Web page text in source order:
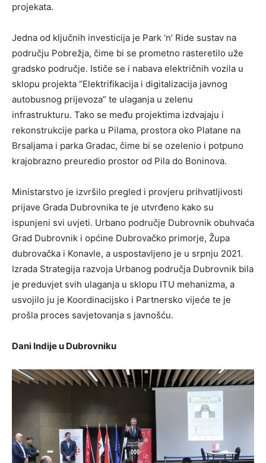
projekata.
Jedna od ključnih investicija je Park ‘n’ Ride sustav na
području Pobrežja, čime bi se prometno rasteretilo uže
gradsko područje. Ističe se i nabava električnih vozila u
sklopu projekta “Elektrifikacija i digitalizacija javnog
autobusnog prijevoza” te ulaganja u zelenu
infrastrukturu. Tako se među projektima izdvajaju i
rekonstrukcije parka u Pilama, prostora oko Platane na
Brsaljama i parka Gradac, čime bi se ozelenio i potpuno
krajobrazno preuredio prostor od Pila do Boninova.
Ministarstvo je izvršilo pregled i provjeru prihvatljivosti
prijave Grada Dubrovnika te je utvrđeno kako su
ispunjeni svi uvjeti. Urbano područje Dubrovnik obuhvaća
Grad Dubrovnik i općine Dubrovačko primorje, Župa
dubrovačka i Konavle, a uspostavljeno je u srpnju 2021.
Izrada Strategija razvoja Urbanog područja Dubrovnik bila
je preduvjet svih ulaganja u sklopu ITU mehanizma, a
usvojilo ju je Koordinacijsko i Partnersko vijeće te je
prošla proces savjetovanja s javnošću.
Dani Indije u Dubrovniku